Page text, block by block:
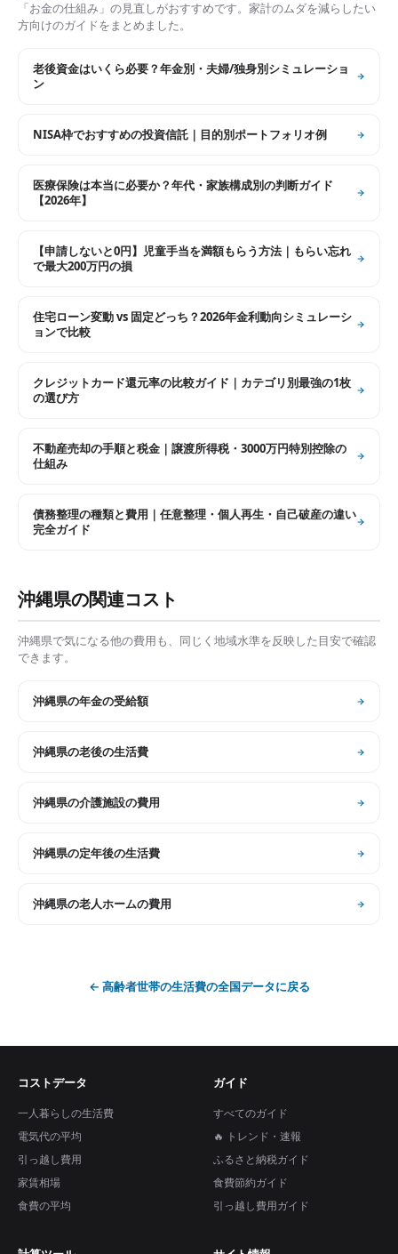
「お金の仕組み」の見直しがおすすめです。家計のムダを減らしたい
方向けのガイドをまとめました。
老後資金はいくら必要？年金別・夫婦/独身別シミュレーショ
ン
NISA枠でおすすめの投資信託｜目的別ポートフォリオ例
医療保険は本当に必要か？年代・家族構成別の判断ガイド
【2026年】
【申請しないと0円】児童手当を満額もらう方法｜もらい忘れ
で最大200万円の損
住宅ローン変動 vs 固定どっち？2026年金利動向シミュレーシ
ョンで比較
クレジットカード還元率の比較ガイド｜カテゴリ別最強の1枚
の選び方
不動産売却の手順と税金｜譲渡所得税・3000万円特別控除の
仕組み
債務整理の種類と費用｜任意整理・個人再生・自己破産の違い
完全ガイド
沖縄県の関連コスト
沖縄県で気になる他の費用も、同じく地域水準を反映した目安で確認
できます。
沖縄県の年金の受給額
沖縄県の老後の生活費
沖縄県の介護施設の費用
沖縄県の定年後の生活費
沖縄県の老人ホームの費用
← 高齢者世帯の生活費の全国データに戻る
コストデータ
一人暮らしの生活費
電気代の平均
引っ越し費用
家賃相場
食費の平均
ガイド
すべてのガイド
🔥 トレンド・速報
ふるさと納税ガイド
食費節約ガイド
引っ越し費用ガイド